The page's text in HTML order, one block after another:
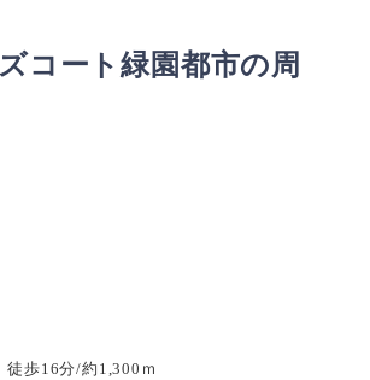
コート緑園都市の周
歩16分/約1,300ｍ